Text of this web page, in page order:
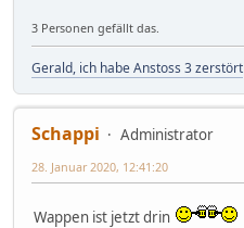
3 Personen gefällt das.
Gerald, ich habe Anstoss 3 zerstört
Schappi
Administrator
28. Januar 2020, 12:41:20
Wappen ist jetzt drin